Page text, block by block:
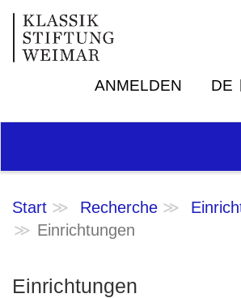
ANMELDEN DE
Start Recherche
Einrichtungen
Einrichtungen